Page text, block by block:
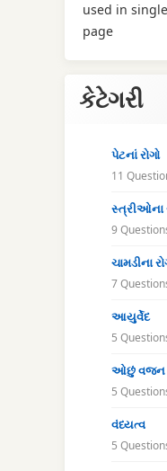
used in
page
કેટેગરી
પેટનાં રોગો
11
સ્ત્રીઓના
9
ચામડીના
7
આયુર્વેદ
5
ઓછું વજન
5
વંધ્યત્વ
5